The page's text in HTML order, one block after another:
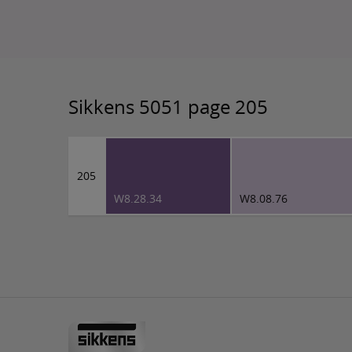
Sikkens 5051 page 205
205
W8.28.34
W8.08.76